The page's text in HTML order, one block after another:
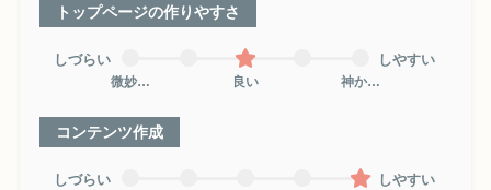
トップページの作りやすさ
しづらい
微妙… 良い 神か…
しやすい
コンテンツ作成
しづらい しやすい